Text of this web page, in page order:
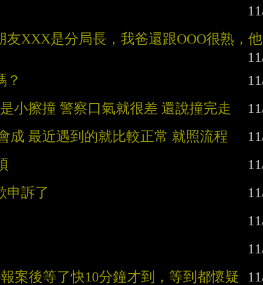
友XXX是分局長，我爸還跟OOO很熟，他
？
小擦撞 警察口氣就很差 還說撞完走
成 最近遇到的就比較正常 就照流程
申訴了
案後等了快10分鐘才到，等到都懷疑